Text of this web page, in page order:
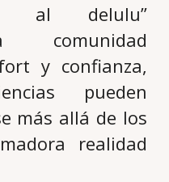
al delulu”
comunidad
y confianza,
pueden
más allá de los
realidad